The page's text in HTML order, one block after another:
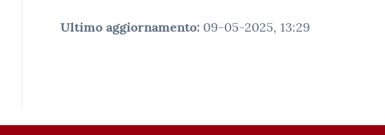
Ultimo aggiornamento: 09-05-2025, 13:29